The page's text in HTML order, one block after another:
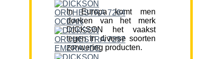
In Europa komt men
doeken van het merk
DICKSON het vaakst
tegen in diverse soorten
zonwering producten.